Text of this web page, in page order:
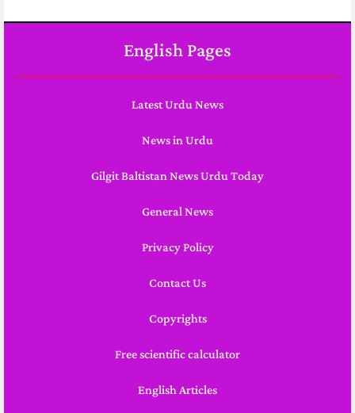
English Pages
Latest Urdu News
News in Urdu
Gilgit Baltistan News Urdu Today
General News
Privacy Policy
Contact Us
Copyrights
Free scientific calculator
English Articles